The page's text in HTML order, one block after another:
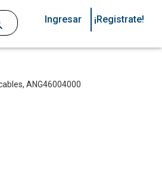
Ingresar ¡Registrate!
ANG46004000